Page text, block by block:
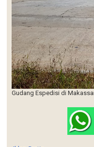
Gudang Espedisi di